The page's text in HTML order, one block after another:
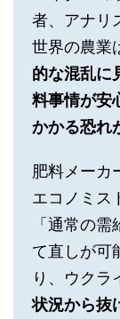
者、アナリ
世界の農業
的な混乱に
料事情が安
かかる恐れ
肥料メーカ
エコノミス
「通常の
て直しが可
り、ウクラ
状況から抜